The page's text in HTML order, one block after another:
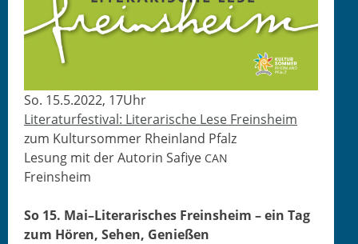
So. 15.5.2022, 17Uhr
Lit­er­atur­fes­ti­val: Lit­er­arische Lese Freinsheim
zum Kul­tur­som­mer Rhein­land Pfalz
Lesung mit der Autorin Safiye CAN
Freinsheim
So 15. Mai–Lit­er­arisches Frein­sheim – ein Tag
zum Hören, Sehen, Genießen